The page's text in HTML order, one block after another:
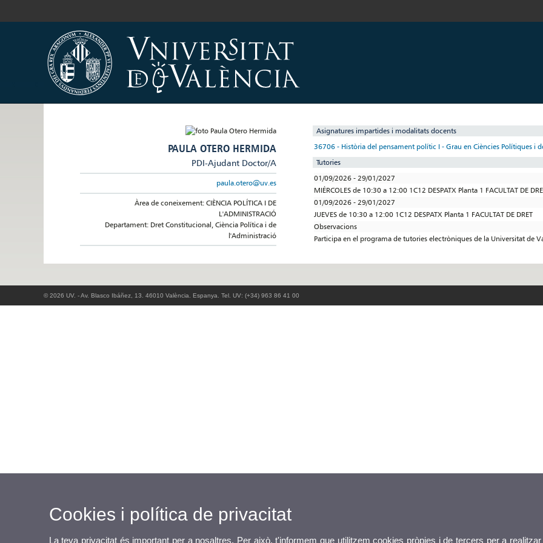
PAULA OTERO HERMIDA
PDI-Ajudant Doctor/A
paula.otero@uv.es
Àrea de coneixement: CIÈNCIA POLÍTICA I DE
L'ADMINISTRACIÓ
Departament: Dret Constitucional, Ciència Política i de
l'Administració
Asignatures impartides i modalitats docents
36706 - Història del pensament polític I - Grau en Ciències Polítiques i
Tutories
01/09/2026 - 29/01/2027
MIÉRCOLES de 10:30 a 12:00 1C12 DESPATX Planta 1 FACULTAT DE
01/09/2026 - 29/01/2027
JUEVES de 10:30 a 12:00 1C12 DESPATX Planta 1 FACULTAT DE DRET
Observacions
Participa en el programa de tutories electròniques de la Universitat de
© 2026 UV. - Av. Blasco Ibáñez, 13. 46010 València. Espanya. Tel. UV: (+34) 963 86 41 00
Cookies i política de privacitat
La teva privacitat és important per a nosaltres. Per això, t'informem que utilitzem cookies pròpies i de tercers per a realitzar